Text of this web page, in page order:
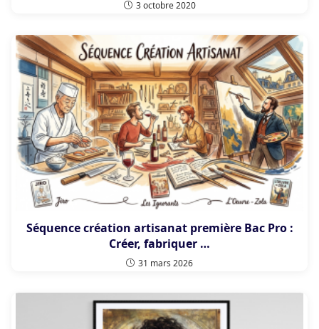
3 octobre 2020
Séquence création artisanat première Bac Pro :
Créer, fabriquer …
31 mars 2026